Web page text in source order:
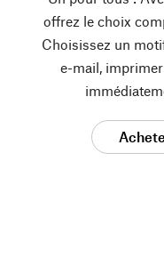
offrez le choix
Choisissez un
e-mail,